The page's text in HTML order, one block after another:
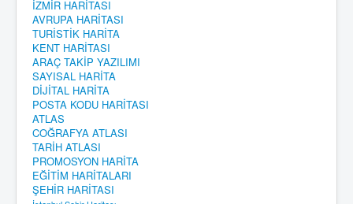
İZMİR HARİTASI
AVRUPA HARİTASI
TURİSTİK HARİTA
KENT HARİTASI
ARAÇ TAKİP YAZILIMI
SAYISAL HARİTA
DİJİTAL HARİTA
POSTA KODU HARİTASI
ATLAS
COĞRAFYA ATLASI
TARİH ATLASI
PROMOSYON HARİTA
EĞİTİM HARİTALARI
ŞEHİR HARİTASI